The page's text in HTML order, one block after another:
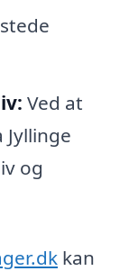
Ved at
og
kan